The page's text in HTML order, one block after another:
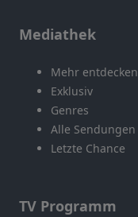
Mediathek
Mehr entdecken
Exklusiv
Genres
Alle Sendungen
Letzte Chance
TV Programm